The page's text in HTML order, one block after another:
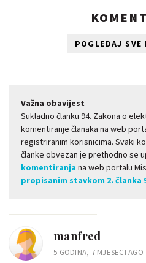
POGLEDAJ SVE
Važna obavijest
Sukladno članku 94. Zakona o
komentiranje članaka na web
registriranim korisnicima. Svaki
članke obvezan je prethodno se
komentiranja na web portalu
propisanim stavkom 2. članka
manfred
5 GODINA, 7 MJESECI AGO